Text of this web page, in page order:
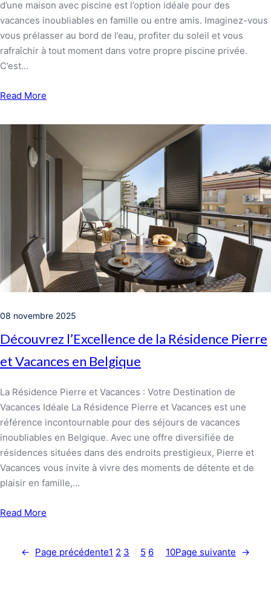
d’une maison avec piscine est l’option idéale pour des
vacances inoubliables en famille ou entre amis. Imaginez-vous
vous prélasser au bord de l’eau, profiter du soleil et vous
rafraîchir à tout moment dans votre propre piscine privée.
C’est…
Read More
08 novembre 2025
Découvrez l’Excellence de la Résidence Pierre
et Vacances en Belgique
La Résidence Pierre et Vacances : Votre Destination de
Vacances Idéale La Résidence Pierre et Vacances est une
référence incontournable pour des séjours de vacances
inoubliables en Belgique. Avec une offre diversifiée de
résidences situées dans des endroits prestigieux, Pierre et
Vacances vous invite à vivre des moments de détente et de
plaisir en famille,…
Read More
← Page précédente1 2 3 5 6 10Page suivante →